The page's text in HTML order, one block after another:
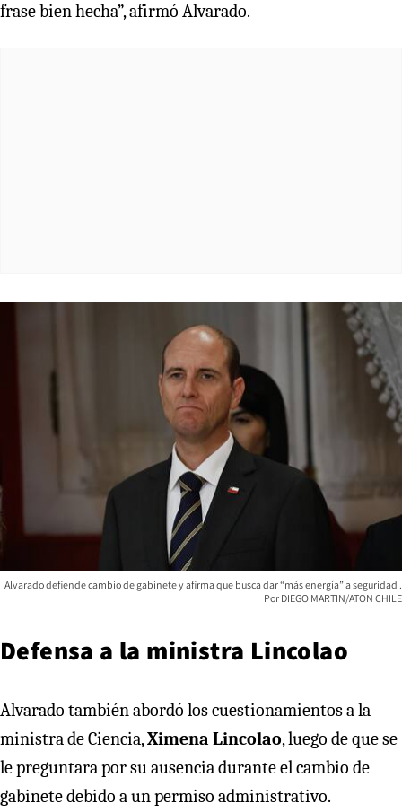
frase bien hecha”, afirmó Alvarado.
Alvarado defiende cambio de gabinete y afirma que busca dar “más energía” a seguridad
DIEGO MARTIN/ATON CHILE
Defensa a la ministra Lincolao
Alvarado también abordó los cuestionamientos a la
ministra de Ciencia,Ximena Lincolao, luego de que se
le preguntara por su ausencia durante el cambio de
gabinete debido a un permiso administrativo.